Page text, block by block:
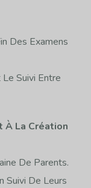
Des Examens
Suivi Entre
À La Création
De Parents.
Suivi De Leurs